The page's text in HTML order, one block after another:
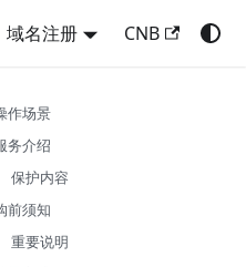
域名注册 CNB
作场景
务介绍
保护内容
前须知
重要说明